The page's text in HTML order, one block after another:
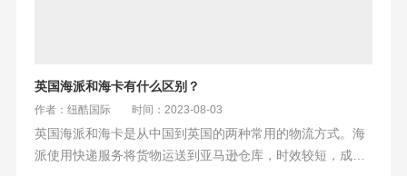
英国海派和海卡有什么区别？
作者：纽酷国际 时间：2023-08-03
英国海派和海卡是从中国到英国的两种常用的物流方式。海
派使用快递服务将货物运送到亚马逊仓库，时效较短，成本